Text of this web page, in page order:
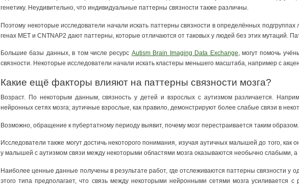
генетику. Неудивительно, что индивидуальные паттерны связности также различны.
Поэтому некоторые исследователи начали искать паттерны связности в определённых
генах MET и CNTNAP2 дают паттерны, которые отличаются от таковых у людей без этих мутаций.
Большие базы данных, в том числе ресурс Autism Brain Imaging Data Exchange, могут помочь
связности. Некоторые исследователи начали искать кластеры меньшего масштаба, например с
Какие ещё факторы влияют на паттерны связности мозга?
Возраст. По некоторым данным, связность у детей и взрослых с аутизмом различается.
нейронных сетях мозга; аутичные взрослые, как правило, демонстрируют более слабые связи в
Возможно, обращение к пубертатному периоду выявит, почему мозг перестраивается таким образом.
Исследователи также могут достичь некоторого понимания, изучая аутичных малышей до того,
у малышей с аутизмом связи между некоторыми областями мозга оказываются необычно слабыми,
Наиболее ценные данные получены в результате работ, где отслеживаются паттерны связности у
этого типа предполагает, что связь между некоторыми нейронными сетями мозга усиливается